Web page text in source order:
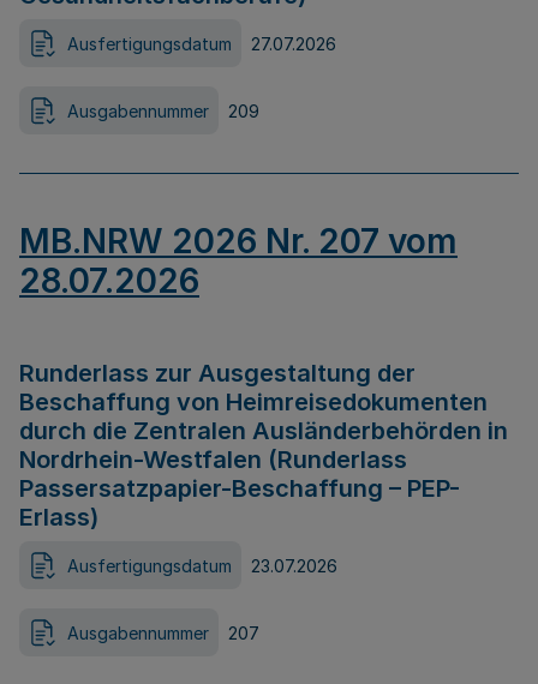
Ausfertigungsdatum 27.07.2026
Ausgabennummer 209
MB.NRW 2026 Nr. 207 vom
28.07.2026
Runderlass zur Ausgestaltung der
Beschaffung von Heimreisedokumenten
durch die Zentralen Ausländerbehörden in
Nordrhein-Westfalen (Runderlass
Passersatzpapier-Beschaffung – PEP-
Erlass)
Ausfertigungsdatum 23.07.2026
Ausgabennummer 207